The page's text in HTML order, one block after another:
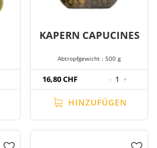
KAPERN CAPUCINES
Abtropfgewicht : 500 g
16,80 CHF - 1 +
HINZUFÜGEN